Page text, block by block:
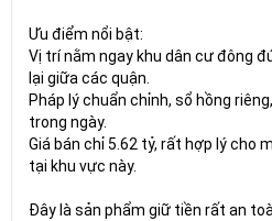
Ưu điểm nổi bật:
Vị trí nằm ngay khu dân cư đông
lại giữa các quận.
Pháp lý chuẩn chỉnh, sổ hồng
trong ngày.
Giá bán chỉ 5.62 tỷ, rất hợp lý cho
tại khu vực này.
Đây là sản phẩm giữ tiền rất an